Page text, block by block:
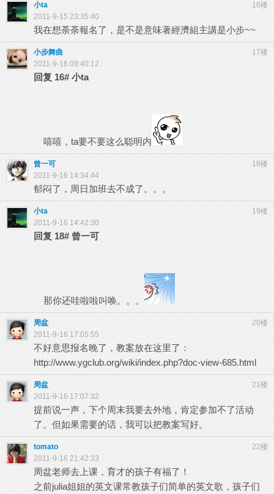
16楼
小ta
2011-9-15 23:35:40
我在想荼荼報名了，是不是意味著經濟組主講是小步~~
17楼
小步舞曲
2011-9-16 09:40:12
回复 16# 小ta
嘻嘻，ta要不要这么聪明内
18楼
曾一可
2011-9-16 14:34:44
郁闷了，周日加班去不成了。。。
19楼
小ta
2011-9-16 14:42:30
回复 18# 曾一可
那你还哇啦啦叫唤。。。
20楼
周盆
2011-9-16 17:05:55
不好意思报名晚了，教案放在这里了：
http://www.ygclub.org/wiki/index.php?doc-view-685.html
21楼
周盆
2011-9-16 17:07:32
提前说一声，下个周末我要去外地，肯定参加不了活动
了。但如果需要的话，我可以把教案写好。
22楼
tomato
2011-9-16 21:42:33
周盆老师去上课，育才的孩子有福了！
之前julia姐姐的英文课常教孩子们简单的英文歌，孩子们